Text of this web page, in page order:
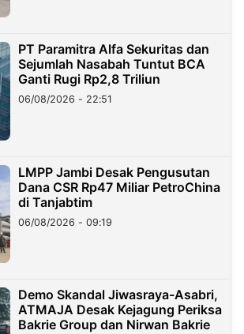
PT Paramitra Alfa Sekuritas dan
Sejumlah Nasabah Tuntut BCA
Ganti Rugi Rp2,8 Triliun
06/08/2026 - 22:51
LMPP Jambi Desak Pengusutan
Dana CSR Rp47 Miliar PetroChina
di Tanjabtim
06/08/2026 - 09:19
Demo Skandal Jiwasraya-Asabri,
ATMAJA Desak Kejagung Periksa
Bakrie Group dan Nirwan Bakrie